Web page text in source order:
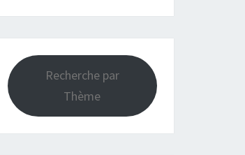
Recherche par
Thème